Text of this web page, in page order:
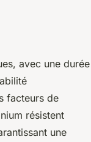
avec une durée
facteurs de
résistent
une